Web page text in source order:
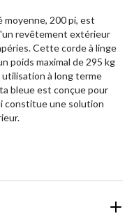
moyenne, 200 pi, est
revêtement extérieur
Cette corde à linge
poids maximal de 295 kg
à long terme
bleue est conçue pour
constitue une solution